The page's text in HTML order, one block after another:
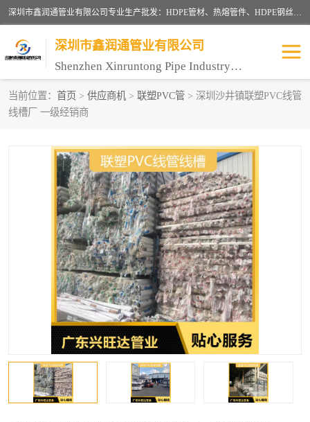
深圳市鑫润通管业有限公司专业生产批发：HDPE管材、热熔管件、HDPE钢丝骨架管、电熔管件、HDPE双壁波纹管、MPP电力管、井盖、PVC管材管件、PPR管材管件等；公司自创建以来，始终秉承“团结、务实、创新、守信”的服务宗旨，凭借专业的服务以及多年的勤奋拼搏，发展成为一家专业销售各种管材管件，绝缘电工套管及配件等系列产品的贸易公司。
深圳市鑫润通管业有限公司
Shenzhen Xinruntong Pipe Industry Co., Ltd
当前位置： 首页 > 供应商机 > 联塑PVC管 > 深圳沙井镇联塑PVC线管
线槽厂 一级经销商
HDPE管材给水管
HDPE双壁波纹管 HDPE电力通讯管
UPVC电力通讯管 MPP电力通信管
联塑PVC管 联塑PPR管
联塑PE管 联塑家装红蓝线管